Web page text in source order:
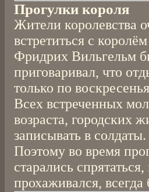
Прогулки короля
Жители королевства
встретиться с
Фридрих Вильгельм
приговаривал, что
только по
Всех встреченных
возраста, городских
записывать в солдаты.
Поэтому во время
старались
прохаживался,